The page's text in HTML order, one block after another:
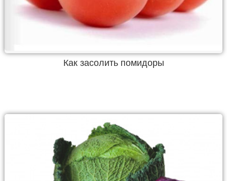
Как засолить помидоры